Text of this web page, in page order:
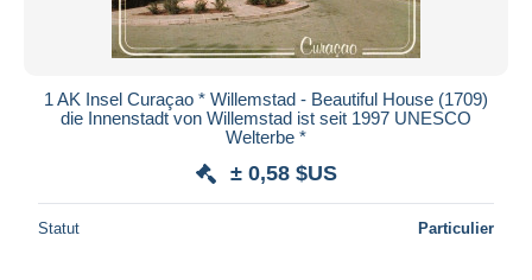
1 AK Insel Curaçao * Willemstad - Beautiful House (1709)
die Innenstadt von Willemstad ist seit 1997 UNESCO
Welterbe *
± 0,58 $US
Statut Particulier